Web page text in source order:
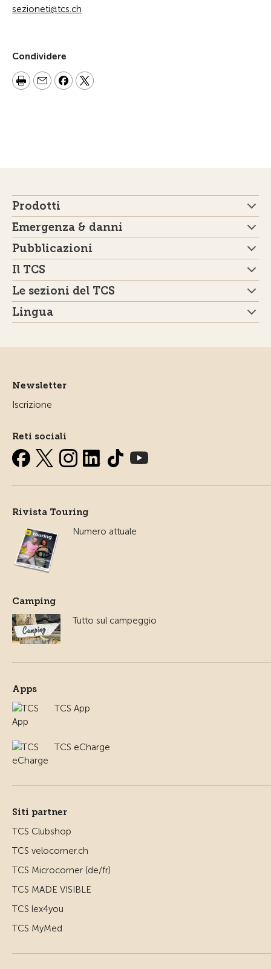
sezioneti@tcs.ch
Condividere
Prodotti
Emergenza & danni
Pubblicazioni
Il TCS
Le sezioni del TCS
Lingua
Newsletter
Iscrizione
Reti sociali
Rivista Touring
Numero attuale
Camping
Tutto sul campeggio
Apps
TCS App
TCS eCharge
Siti partner
TCS Clubshop
TCS velocorner.ch
TCS Microcorner (de/fr)
TCS MADE VISIBLE
TCS lex4you
TCS MyMed